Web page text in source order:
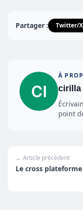
Partager : Twitter/X
À
cirilla
point
← Article précédent
Le cross